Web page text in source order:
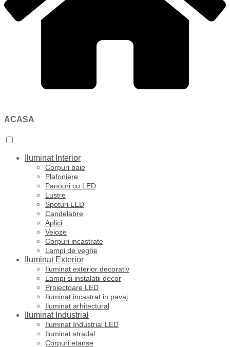
ACASA
Iluminat Interior
Corpuri baie
Plafoniere
Panouri cu LED
Lustre
Spoturi LED
Candelabre
Aplici
Veioze
Corpuri incastrate
Lampi de veghe
Iluminat Exterior
Iluminat exterior decorativ
Lampi si instalatii decor
Proiectoare LED
Iluminat incastrat in pavaj
Iluminat arhitectural
Iluminat Industrial
Iluminat Industrial LED
Iluminat stradal
Corpuri etanse